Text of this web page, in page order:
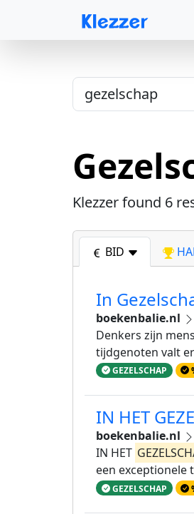
Klezzer found 6
BID
In
boekenbalie.nl
Denkers zijn
tijdgenoten valt
GEZELSCHAP
IN HET
boekenbalie.nl
IN HET
een exceptionele
GEZELSCHAP